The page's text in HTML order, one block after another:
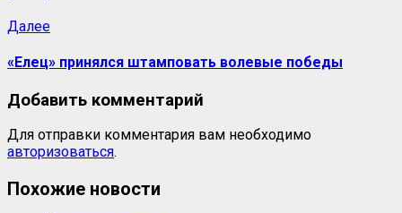
ДалееСледующая
«Елец» принялся штамповать волевые победы
Добавить комментарий
Для отправки комментария вам необходимо
авторизоваться.
Похожие новости